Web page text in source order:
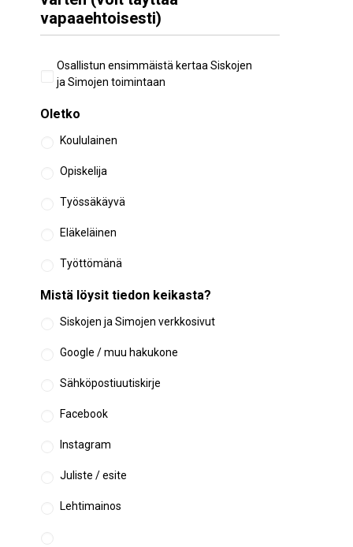
vapaaehtoisesti)
Aiempi
osallistuminen
Osallistun ensimmäistä kertaa Siskojen
ja Simojen toimintaan
Oletko
Koululainen
Opiskelija
Työssäkäyvä
Eläkeläinen
Työttömänä
Mistä löysit tiedon keikasta?
Siskojen ja Simojen verkkosivut
Google / muu hakukone
Sähköpostiuutiskirje
Facebook
Instagram
Juliste / esite
Lehtimainos